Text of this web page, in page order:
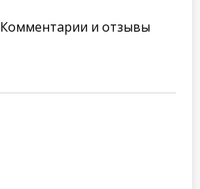
Комментарии и отзывы